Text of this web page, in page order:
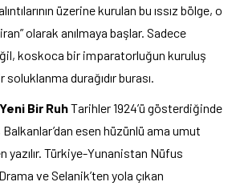
üzerine kurulan bu ıssız bölge, o
olarak anılmaya başlar. Sadece
koskoca bir imparatorluğun kuruluş
durağıdır burası.
Bir RuhTarihler 1924’ü gösterdiğinde
Balkanlar’dan esen hüzünlü ama umut
yazılır. Türkiye-Yunanistan Nüfus
ve Selanik’ten yola çıkan